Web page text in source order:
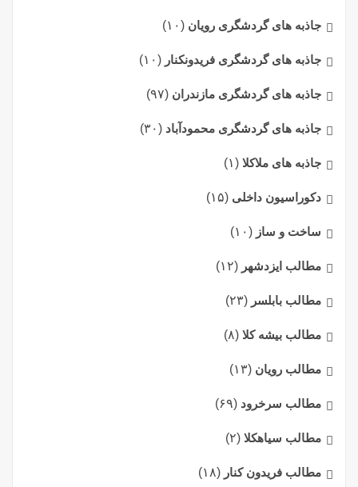
جاذبه های گردشگری رویان (۱۰)
جاذبه های گردشگری فریدونکنار (۱۰)
جاذبه های گردشگری مازندران (۹۷)
جاذبه های گردشگری محمودآباد (۳۰)
جاذبه های ملاکلا (۱)
دکوراسیون داخلی (۱۵)
ساخت و ساز (۱۰)
مطالب ایزدشهر (۱۲)
مطالب بابلسر (۲۳)
مطالب بیشه کلا (۸)
مطالب رویان (۱۳)
مطالب سرخرود (۶۹)
مطالب سیاهکلا (۲)
مطالب فریدون کنار (۱۸)